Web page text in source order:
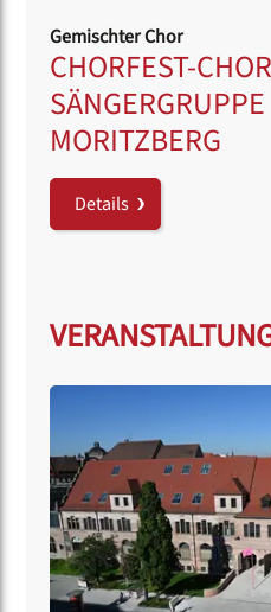
Gemischter Chor
CHORFEST-
SÄNGERGRUPPE
MORITZBERG
Details